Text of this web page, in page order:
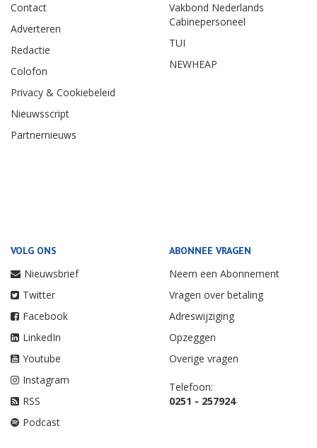
Contact
Adverteren
Redactie
Colofon
Privacy & Cookiebeleid
Nieuwsscript
Partnernieuws
Vakbond Nederlands
Cabinepersoneel
TUI
NEWHEAP
VOLG ONS
Nieuwsbrief
Twitter
Facebook
LinkedIn
Youtube
Instagram
RSS
Podcast
ABONNEE VRAGEN
Neem een Abonnement
Vragen over betaling
Adreswijziging
Opzeggen
Overige vragen
Telefoon:
0251 - 257924